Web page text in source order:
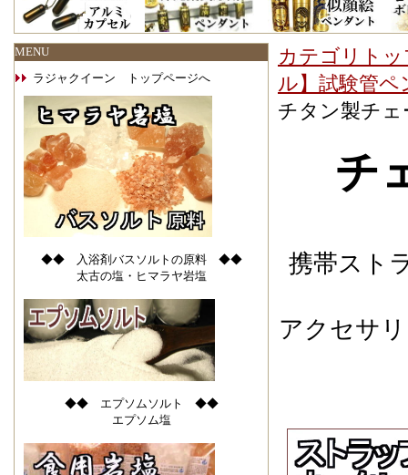
MENU
ラジャクイーン トップページへ
◆◆ 入浴剤バスソルトの原料 ◆◆
太古の塩・ヒマラヤ岩塩
◆◆ エプソムソルト ◆◆
エプソム塩
カテゴリトッ
ル】試験管ペ
チタン製チ
チ
携帯スト
アクセサ